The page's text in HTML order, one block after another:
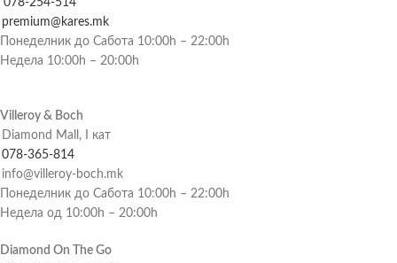
078-254-514
premium@kares.mk
Понеделник до Сабота 10:00h – 22:00h
Недела 10:00h – 20:00h
Villeroy & Boch
Diamond Mall, I кат
078-365-814
info@villeroy-boch.mk
Понеделник до Сабота 10:00h – 22:00h
Недела од 10:00h – 20:00h
Diamond On The Go